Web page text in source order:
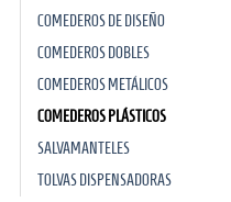
COMEDEROS DE DISEÑO
COMEDEROS DOBLES
COMEDEROS METÁLICOS
COMEDEROS PLÁSTICOS
SALVAMANTELES
TOLVAS DISPENSADORAS